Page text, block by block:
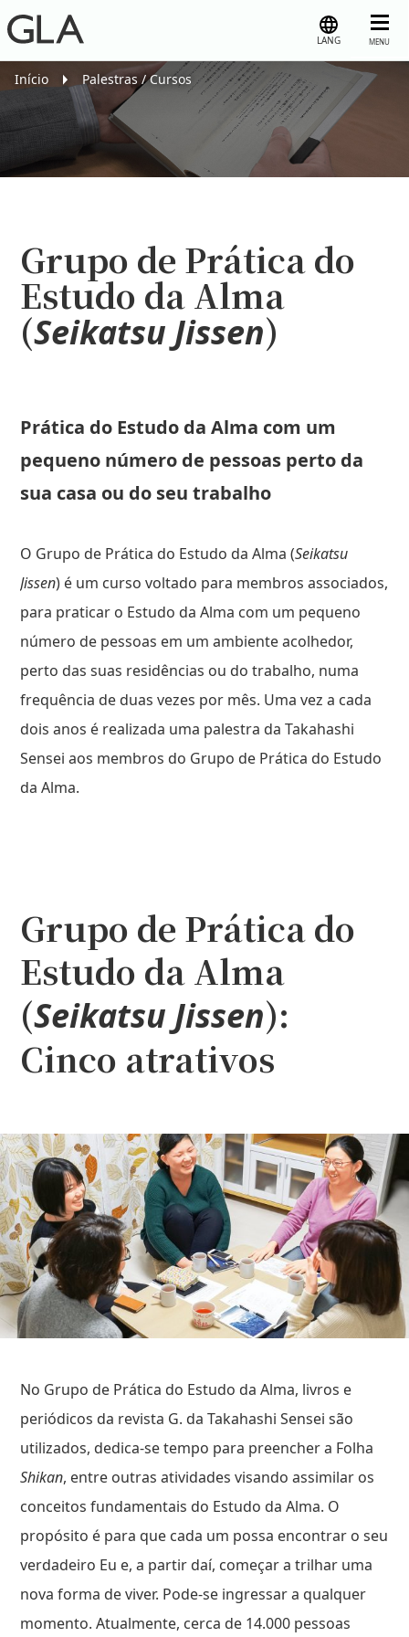
MENU
LANG
Início Palestras / Cursos
Grupo de Prática do
Estudo da Alma
(Seikatsu Jissen)
Prática do Estudo da Alma com um
pequeno número de pessoas perto da
sua casa ou do seu trabalho
O Grupo de Prática do Estudo da Alma (Seikatsu
Jissen) é um curso voltado para membros associados,
para praticar o Estudo da Alma com um pequeno
número de pessoas em um ambiente acolhedor,
perto das suas residências ou do trabalho, numa
frequência de duas vezes por mês. Uma vez a cada
dois anos é realizada uma palestra da Takahashi
Sensei aos membros do Grupo de Prática do Estudo
da Alma.
Grupo de Prática do
Estudo da Alma
(Seikatsu Jissen):
Cinco atrativos
No Grupo de Prática do Estudo da Alma, livros e
periódicos da revista G. da Takahashi Sensei são
utilizados, dedica-se tempo para preencher a Folha
Shikan, entre outras atividades visando assimilar os
conceitos fundamentais do Estudo da Alma. O
propósito é para que cada um possa encontrar o seu
verdadeiro Eu e, a partir daí, começar a trilhar uma
nova forma de viver. Pode-se ingressar a qualquer
momento. Atualmente, cerca de 14.000 pessoas